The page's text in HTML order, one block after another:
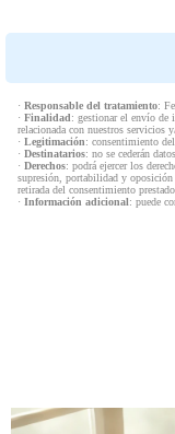
· Responsable del tratamiento:
· Finalidad: gestionar el envío de
relacionada con nuestros servicios
· Legitimación: consentimiento del
· Destinatarios: no se cederán
· Derechos: podrá ejercer los
supresión, portabilidad y oposición
retirada del consentimiento
· Información adicional: puede